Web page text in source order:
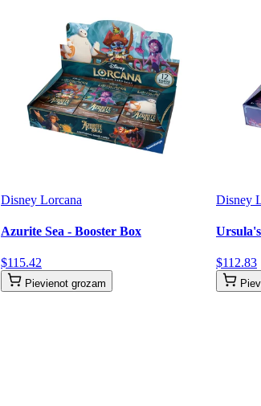
Disney Lorcana
Azurite Sea - Booster Box
$115.42
Pievienot grozam
Disney
$112.83